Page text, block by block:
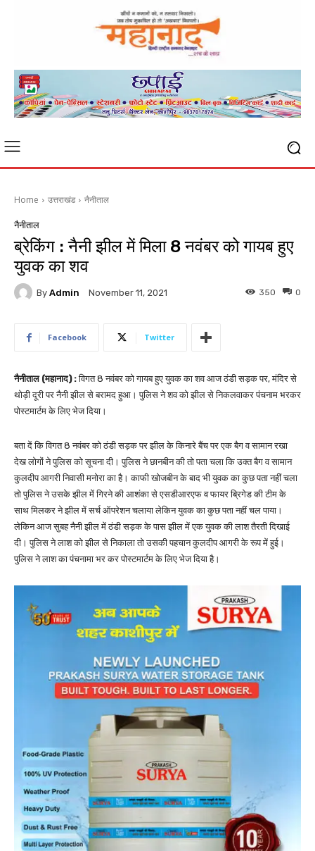
Home उत्तराखंड नैनीताल
नैनीताल
ब्रेकिंग : नैनी झील में मिला 8 नवंबर को गायब हुए
युवक का शव
By Admin November 11, 2021 0
350
Facebook Twitter
नैनीताल (महानाद) :विगत 8 नवंबर को गायब हुए युवक का शव आज ठंडी सड़क पर, मंदिर से
थोड़ी दूरी पर नैनी झील से बरामद हुआ। पुलिस ने शव को झील से निकलवाकर पंचनाम भरकर
पोस्टमार्टम के लिए भेज दिया।
बता दें कि विगत 8 नवंबर को ठंडी सड़क पर झील के किनारे बैंच पर एक बैग व सामान रखा
देख लोगों ने पुलिस को सूचना दी। पुलिस ने छानबीन की तो पता चला कि उक्त बैग व सामान
कुलदीप आगरी निवासी मनोरा का है। काफी खोजबीन के बाद भी युवक का कुछ पता नहीं चला
तो पुलिस ने उसके झील में गिरने की आशंका से एसडीआरएफ व फायर ब्रिगेड की टीम के
साथ मिलकर ने झील में सर्च ऑपरेशन चलाया लेकिन युवक का कुछ पता नहीं चल पाया।
लेकिन आज सुबह नैनी झील में ठंडी सड़क के पास झील में एक युवक की लाश तैरती दिखाई
दी। पुलिस ने लाश को झील से निकाला तो उसकी पहचान कुलदीप आगरी के रूप में हुई।
पुलिस ने लाश का पंचनामा भर कर पोस्टमार्टम के लिए भेज दिया है।